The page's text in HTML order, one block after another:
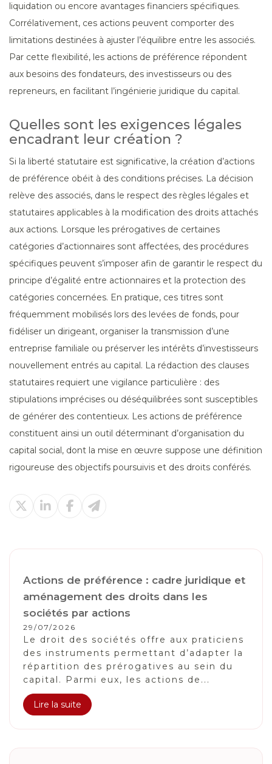
liquidation ou encore avantages financiers spécifiques.
Corrélativement, ces actions peuvent comporter des
limitations destinées à ajuster l’équilibre entre les associés.
Par cette flexibilité, les actions de préférence répondent
aux besoins des fondateurs, des investisseurs ou des
repreneurs, en facilitant l’ingénierie juridique du capital.
Quelles sont les exigences légales
encadrant leur création ?
Si la liberté statutaire est significative, la création d’actions
de préférence obéit à des conditions précises. La décision
relève des associés, dans le respect des règles légales et
statutaires applicables à la modification des droits attachés
aux actions. Lorsque les prérogatives de certaines
catégories d’actionnaires sont affectées, des procédures
spécifiques peuvent s’imposer afin de garantir le respect du
principe d’égalité entre actionnaires et la protection des
catégories concernées. En pratique, ces titres sont
fréquemment mobilisés lors des levées de fonds, pour
fidéliser un dirigeant, organiser la transmission d’une
entreprise familiale ou préserver les intérêts d’investisseurs
nouvellement entrés au capital. La rédaction des clauses
statutaires requiert une vigilance particulière : des
stipulations imprécises ou déséquilibrées sont susceptibles
de générer des contentieux. Les actions de préférence
constituent ainsi un outil déterminant d’organisation du
capital social, dont la mise en œuvre suppose une définition
rigoureuse des objectifs poursuivis et des droits conférés.
Actions de préférence : cadre juridique et
aménagement des droits dans les
sociétés par actions
29/07/2026
Le droit des sociétés offre aux praticiens
des instruments permettant d’adapter la
répartition des prérogatives au sein du
capital. Parmi eux, les actions de...
Lire la suite